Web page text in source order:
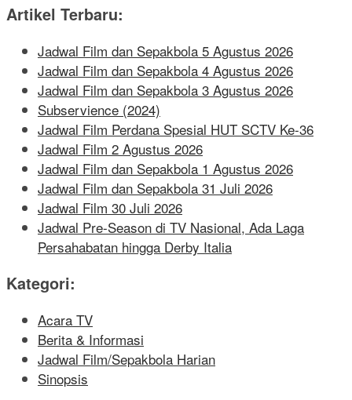
Artikel Terbaru:
Jadwal Film dan Sepakbola 5 Agustus 2026
Jadwal Film dan Sepakbola 4 Agustus 2026
Jadwal Film dan Sepakbola 3 Agustus 2026
Subservience (2024)
Jadwal Film Perdana Spesial HUT SCTV Ke-36
Jadwal Film 2 Agustus 2026
Jadwal Film dan Sepakbola 1 Agustus 2026
Jadwal Film dan Sepakbola 31 Juli 2026
Jadwal Film 30 Juli 2026
Jadwal Pre-Season di TV Nasional, Ada Laga
Persahabatan hingga Derby Italia
Kategori:
Acara TV
Berita & Informasi
Jadwal Film/Sepakbola Harian
Sinopsis